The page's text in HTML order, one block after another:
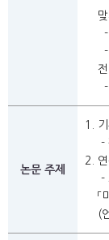
-
-
-
논문 주제
-
-
(